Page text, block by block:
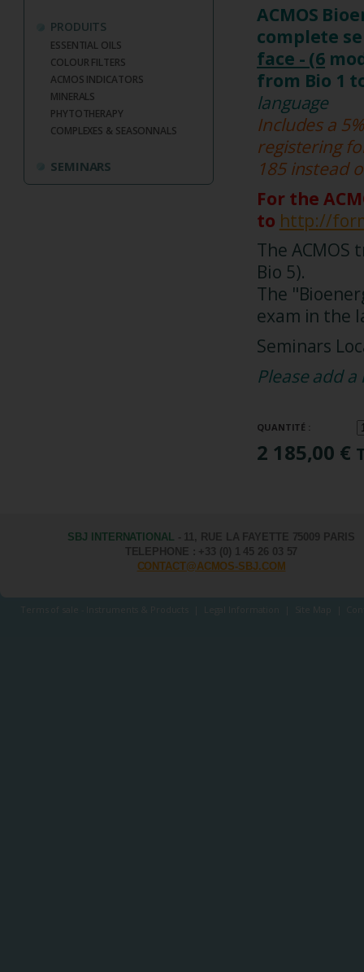
PRODUITS
ESSENTIAL OILS
COLOUR FILTERS
ACMOS INDICATORS
MINERALS
PHYTOTHERAPY
COMPLEXES & SEASONNALS
SEMINARS
ACMOS
complete
face - (6
from Bio 1
language
Includes a
registering
185 instead
For the
to http://
The ACMOS
Bio 5).
The
exam in the
Seminars
Please add
QUANTITÉ :
2 185,00 €
SBJ INTERNATIONAL
- 11, RUE LA FAYETTE 75009 PARIS
TELEPHONE : +33 (0) 1 45 26 03 57
CONTACT@ACMOS-SBJ.COM